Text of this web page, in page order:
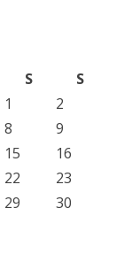
S
S
1
2
8
9
15
16
22
23
29
30